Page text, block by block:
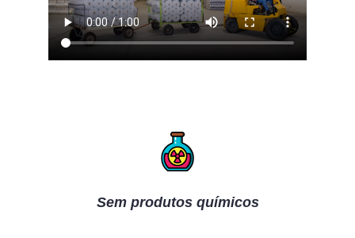
Sem produtos químicos